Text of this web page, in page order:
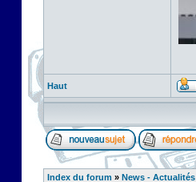
Haut
Index du forum » News - Actualités